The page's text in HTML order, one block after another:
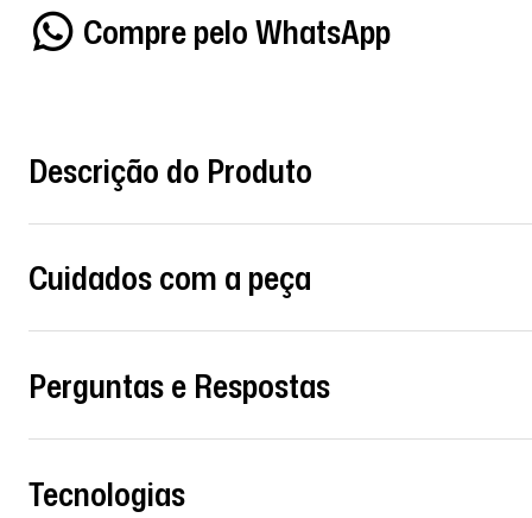
Compre pelo WhatsApp
Descrição do Produto
Cuidados com a peça
Perguntas e Respostas
Tecnologias